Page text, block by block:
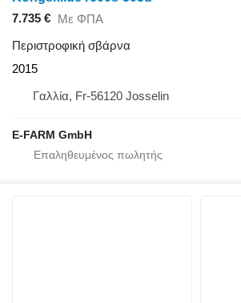
7.735 € Με ΦΠΑ
Περιστροφική σβάρνα
2015
Γαλλία, Fr-56120 Josselin
E-FARM GmbH